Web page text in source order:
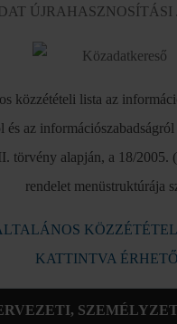
ÚJRAHASZNOSÍTÁSI
közzétételi lista az
és az
törvény alapján, a 18/
rendelet menüstruktúrája
KATTINTVA